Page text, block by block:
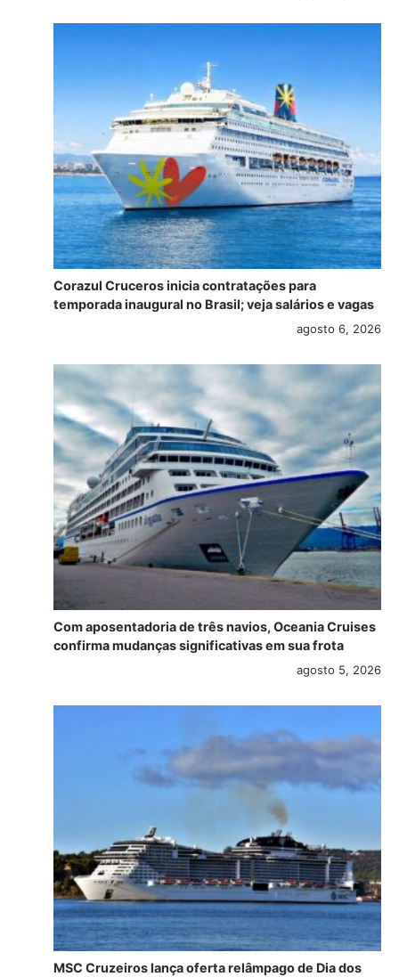
Corazul Cruceros inicia contratações para
temporada inaugural no Brasil; veja salários e vagas
agosto 6, 2026
Com aposentadoria de três navios, Oceania Cruises
confirma mudanças significativas em sua frota
agosto 5, 2026
MSC Cruzeiros lança oferta relâmpago de Dia dos